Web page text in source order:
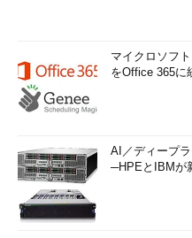
マイクロソフ
をOffice 365に
AI／ディープ
─HPEとIBMが